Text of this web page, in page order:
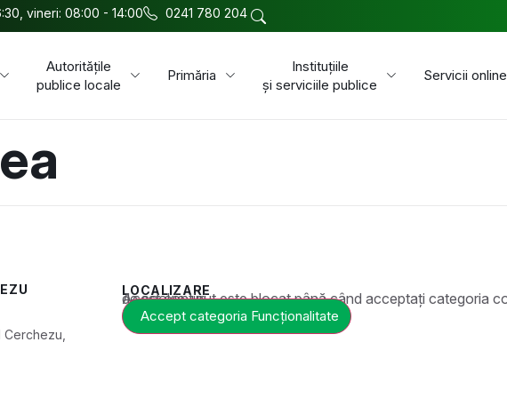
vineri: 08:00 - 14:00 0241 780 204
Autoritățile
publice locale
Primăria
Instituțiile
și serviciile publice
Servicii online
LOCALIZARE
Acest conținut este blocat până când acceptați categoria corespunzătoare de cookie-uri.
Accept categoria Funcționalitate